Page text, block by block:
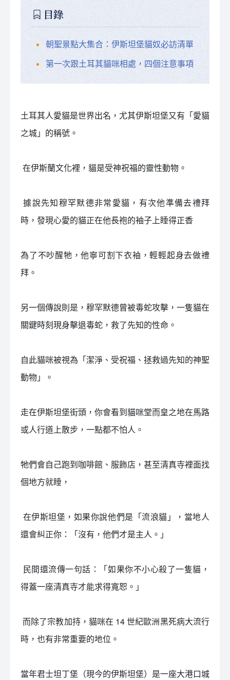
目錄
朝聖景點大集合：伊斯坦堡貓奴必訪清單
第一次跟土耳其貓咪相處，四個注意事項
土耳其人愛貓是世界出名，尤其伊斯坦堡又有「愛貓
之城」的稱號。
󠀠 在伊斯蘭文化裡，貓是受神祝福的靈性動物。
󠀠 據說先知穆罕默德非常愛貓，有次他準備去禮拜
時，發現心愛的貓正在他長袍的袖子上睡得正香
為了不吵醒牠，他寧可割下衣袖，輕輕起身去做禮
拜。
另一個傳說則是，穆罕默德曾被毒蛇攻擊，一隻貓在
關鍵時刻現身擊退毒蛇，救了先知的性命。
自此貓咪被視為「潔淨、受祝福、拯救過先知的神聖
動物」。
走在伊斯坦堡街頭，你會看到貓咪堂而皇之地在馬路
或人行道上散步，一點都不怕人。
牠們會自己跑到咖啡館、服飾店，甚至清真寺裡面找
個地方就睡，
󠀠 在伊斯坦堡，如果你說他們是「流浪貓」，當地人
還會糾正你：「沒有，他們才是主人。」
󠀠 民間還流傳一句話：「如果你不小心殺了一隻貓，
得蓋一座清真寺才能求得寬恕。」
󠀠 而除了宗教加持，貓咪在 14 世紀歐洲黑死病大流行
時，也有非常重要的地位。
當年君士坦丁堡（現今的伊斯坦堡）是一座大港口城